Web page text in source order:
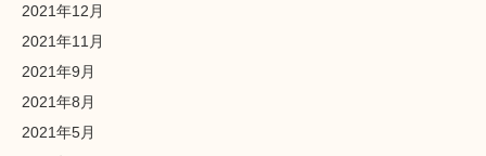
2021年12月
2021年11月
2021年9月
2021年8月
2021年5月